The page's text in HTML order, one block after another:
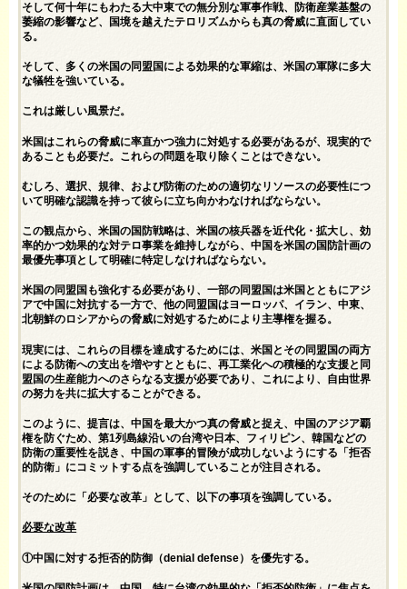
そして何十年にもわたる大中東での無分別な軍事作戦、防衛産業基盤の
萎縮の影響など、国境を越えたテロリズムからも真の脅威に直面してい
る。
そして、多くの米国の同盟国による効果的な軍縮は、米国の軍隊に多大
な犠牲を強いている。
これは厳しい風景だ。
米国はこれらの脅威に率直かつ強力に対処する必要があるが、現実的で
あることも必要だ。これらの問題を取り除くことはできない。
むしろ、選択、規律、および防衛のための適切なリソースの必要性につ
いて明確な認識を持って彼らに立ち向かわなければならない。
この観点から、米国の国防戦略は、米国の核兵器を近代化・拡大し、効
率的かつ効果的な対テロ事業を維持しながら、中国を米国の国防計画の
最優先事項として明確に特定しなければならない。
米国の同盟国も強化する必要があり、一部の同盟国は米国とともにアジ
アで中国に対抗する一方で、他の同盟国はヨーロッパ、イラン、中東、
北朝鮮のロシアからの脅威に対処するためにより主導権を握る。
現実には、これらの目標を達成するためには、米国とその同盟国の両方
による防衛への支出を増やすとともに、再工業化への積極的な支援と同
盟国の生産能力へのさらなる支援が必要であり、これにより、自由世界
の努力を共に拡大することができる。
このように、提言は、中国を最大かつ真の脅威と捉え、中国のアジア覇
権を防ぐため、第1列島線沿いの台湾や日本、フィリピン、韓国などの
防衛の重要性を説き、中国の軍事的冒険が成功しないようにする「拒否
的防衛」にコミットする点を強調していることが注目される。
そのために「必要な改革」として、以下の事項を強調している。
必要な改革
①中国に対する拒否的防御（denial defense）を優先する。